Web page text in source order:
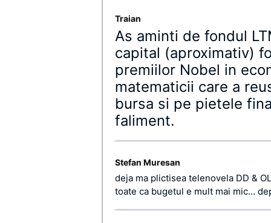
Traian
As aminti de fondul
capital (aproximativ)
premiilor Nobel in
matematicii care a
bursa si pe pietele
faliment.
Stefan Muresan
deja ma plictisea telenovela DD &
toate ca bugetul e mult mai mic…